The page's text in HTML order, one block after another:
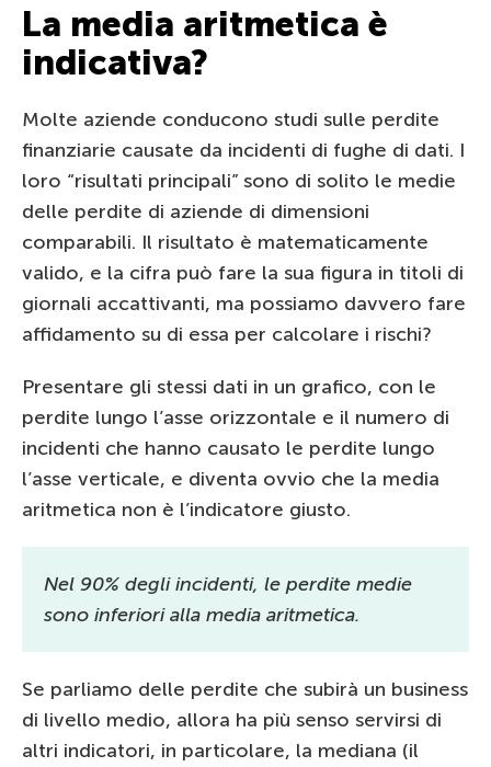
La media aritmetica è
indicativa?
Molte aziende conducono studi sulle perdite
finanziarie causate da incidenti di fughe di dati. I
loro “risultati principali” sono di solito le medie
delle perdite di aziende di dimensioni
comparabili. Il risultato è matematicamente
valido, e la cifra può fare la sua figura in titoli di
giornali accattivanti, ma possiamo davvero fare
affidamento su di essa per calcolare i rischi?
Presentare gli stessi dati in un grafico, con le
perdite lungo l’asse orizzontale e il numero di
incidenti che hanno causato le perdite lungo
l’asse verticale, e diventa ovvio che la media
aritmetica non è l’indicatore giusto.
Nel 90% degli incidenti, le perdite medie
sono inferiori alla media aritmetica.
Se parliamo delle perdite che subirà un business
di livello medio, allora ha più senso servirsi di
altri indicatori, in particolare, la mediana (il